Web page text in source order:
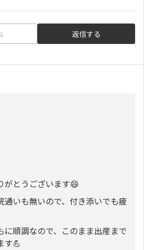
返信する
がとうございます😄
通いも無いので、付き添いでも疲
に順調なので、このまま出産まで
す💪